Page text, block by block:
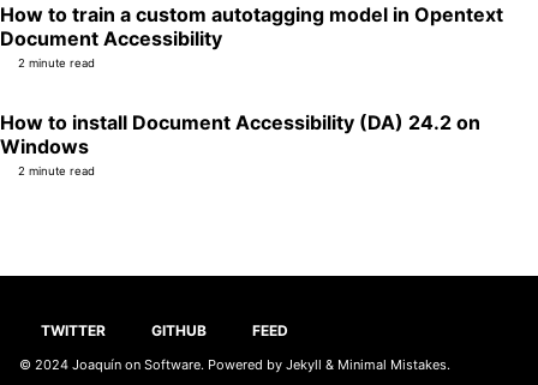
How to train a custom autotagging model in Opentext
Document Accessibility
2 minute read
How to install Document Accessibility (DA) 24.2 on
Windows
2 minute read
TWITTER GITHUB FEED
© 2024 Joaquín on Software. Powered by Jekyll & Minimal Mistakes.